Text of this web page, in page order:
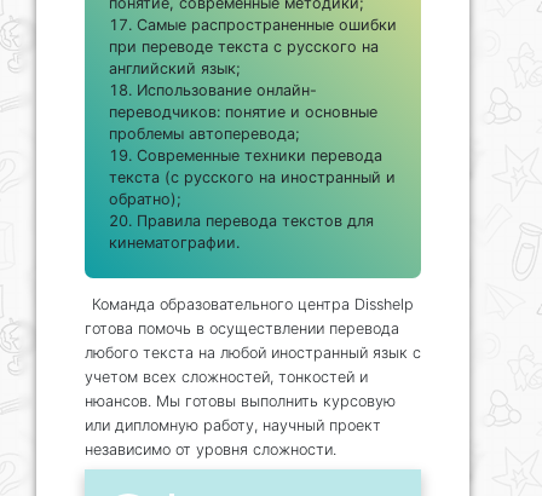
Самые распространенные ошибки
при переводе текста с русского на
английский язык;
Использование онлайн-
переводчиков: понятие и основные
проблемы автоперевода;
Современные техники перевода
текста (с русского на иностранный и
обратно);
Правила перевода текстов для
кинематографии.
Команда образовательного центра Disshelp
готова помочь в осуществлении перевода
любого текста на любой иностранный язык с
учетом всех сложностей, тонкостей и
нюансов. Мы готовы выполнить курсовую
или дипломную работу, научный проект
независимо от уровня сложности.